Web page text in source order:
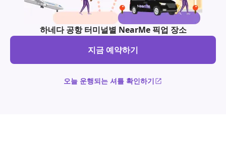
하네다 공항 터미널별 NearMe 픽업 장소
지금 예약하기
오늘 운행되는 셔틀 확인하기